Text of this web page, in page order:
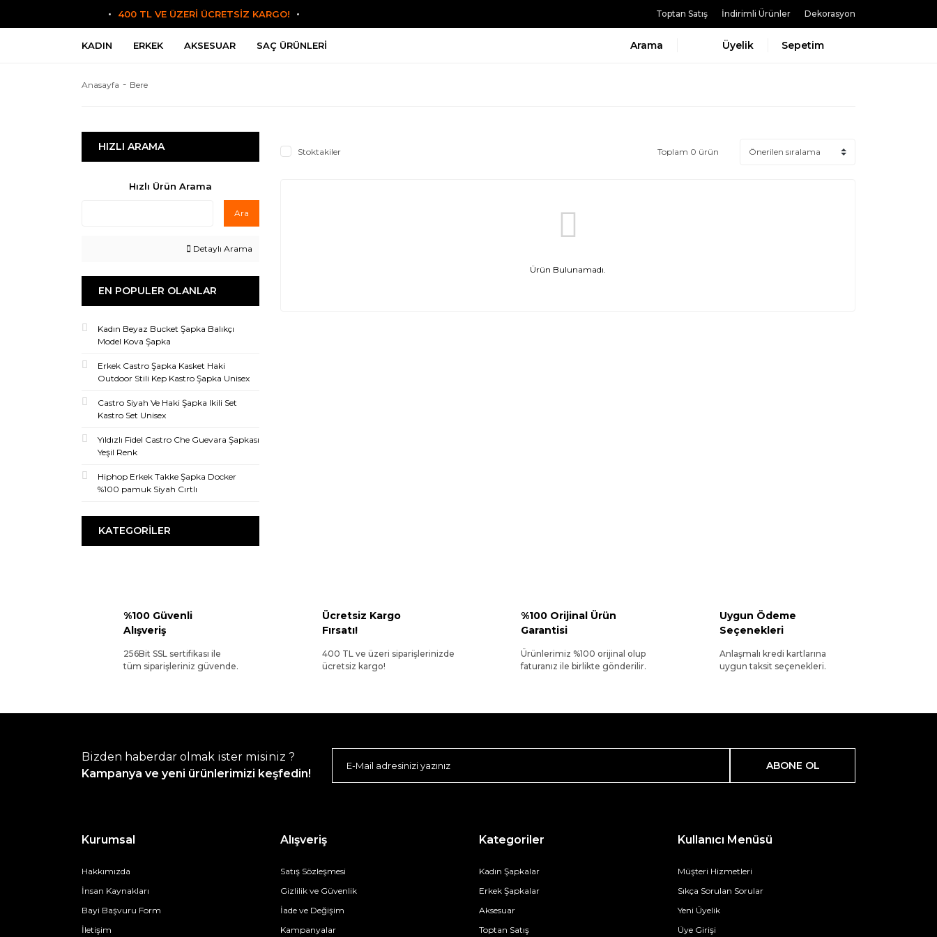
400 TL VE ÜZERİ ÜCRETSİZ KARGO! Toptan Satış İndirimli Ürünler Dekorasyon
KADIN ERKEK AKSESUAR SAÇ ÜRÜNLERI Arama Üyelik Sepetim
Anasayfa Bere
HIZLI ARAMA
Hızlı Ürün Arama
Ara
Detaylı Arama
EN POPULER OLANLAR
Kadın Beyaz Bucket Şapka Balıkçı
Model Kova Şapka
Erkek Castro Şapka Kasket Haki
Outdoor Stili Kep Kastro Şapka Unisex
Castro Siyah Ve Haki Şapka Ikili Set
Kastro Set Unisex
Yıldızlı Fidel Castro Che Guevara Şapkası
Yeşil Renk
Hiphop Erkek Takke Şapka Docker
%100 pamuk Siyah Cırtlı
KATEGORILER
Stoktakiler Toplam 0 ürün
Ürün Bulunamadı.
%100 Güvenli
Alışveriş
256Bit SSL sertifikası ile
tüm siparişleriniz güvende.
Ücretsiz Kargo
Fırsatı!
400 TL ve üzeri siparişlerinizde
ücretsiz kargo!
%100 Orijinal Ürün
Garantisi
Ürünlerimiz %100 orijinal olup
faturanız ile birlikte gönderilir.
Uygun Ödeme
Seçenekleri
Anlaşmalı kredi kartlarına
uygun taksit seçenekleri.
Bizden haberdar olmak ister misiniz ?
Kampanya ve yeni ürünlerimizi keşfedin!
ABONE OL
Kurumsal
Hakkımızda
İnsan Kaynakları
Bayi Başvuru Form
İletişim
Alışveriş
Satış Sözleşmesi
Gizlilik ve Güvenlik
İade ve Değişim
Kampanyalar
Kategoriler
Kadın Şapkalar
Erkek Şapkalar
Aksesuar
Toptan Satış
Kullanıcı Menüsü
Müşteri Hizmetleri
Sıkça Sorulan Sorular
Yeni Üyelik
Üye Girişi